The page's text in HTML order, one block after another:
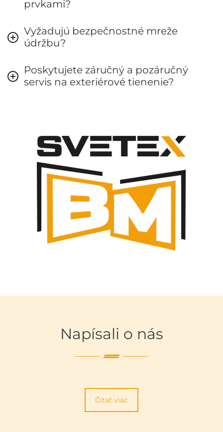
prvkami?
Vyžadujú bezpečnostné mreže
údržbu?
Poskytujete záručný a pozáručný
servis na exteriérové tienenie?
Napísali o nás
Čítať viac